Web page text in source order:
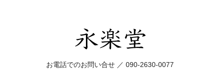
お電話でのお問い合せ ／ 090-2630-0077